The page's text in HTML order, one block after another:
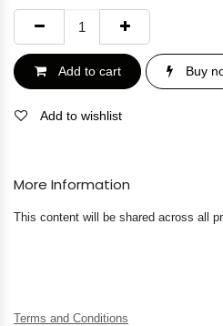
Add to cart Buy
Add to wishlist
More Information
This content will be shared across all
Terms and Conditions